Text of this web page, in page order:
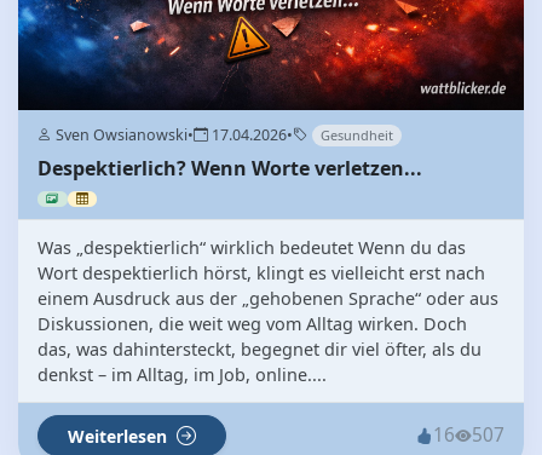
Sven Owsianowski• 17.04.2026• Gesundheit
Despektierlich? Wenn Worte verletzen...
Was „despektierlich“ wirklich bedeutet Wenn du das
Wort despektierlich hörst, klingt es vielleicht erst nach
einem Ausdruck aus der „gehobenen Sprache“ oder aus
Diskussionen, die weit weg vom Alltag wirken. Doch
das, was dahintersteckt, begegnet dir viel öfter, als du
denkst – im Alltag, im Job, online....
Weiterlesen 16 507